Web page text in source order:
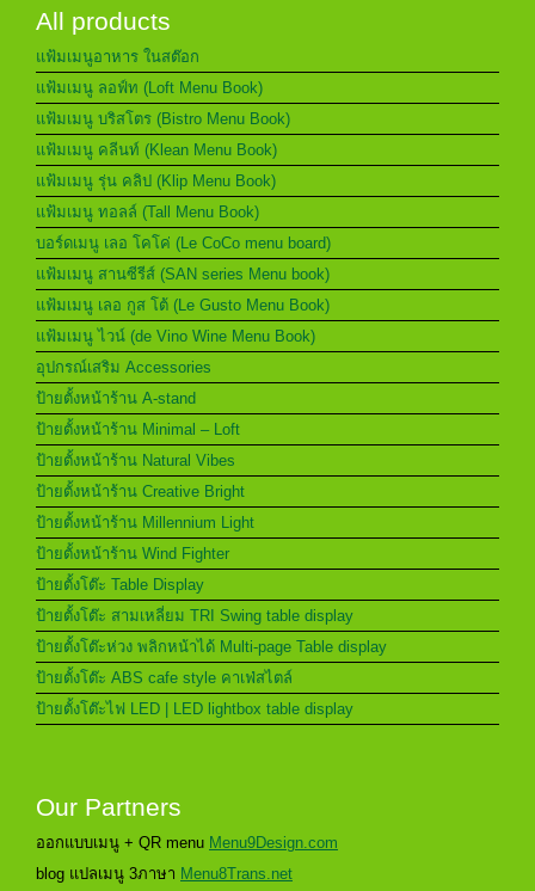
All products
แฟ้มเมนูอาหาร ในสต๊อก
แฟ้มเมนู ลอฟ์ท (Loft Menu Book)
แฟ้มเมนู บริสโตร (Bistro Menu Book)
แฟ้มเมนู คลีนท์ (Klean Menu Book)
แฟ้มเมนู รุ่น คลิป (Klip Menu Book)
แฟ้มเมนู ทอลล์ (Tall Menu Book)
บอร์ดเมนู เลอ โคโค่ (Le CoCo menu board)
แฟ้มเมนู สานซีรีส์ (SAN series Menu book)
แฟ้มเมนู เลอ กูส โต้ (Le Gusto Menu Book)
แฟ้มเมนู ไวน์ (de Vino Wine Menu Book)
อุปกรณ์เสริม Accessories
ป้ายตั้งหน้าร้าน A-stand
ป้ายตั้งหน้าร้าน Minimal – Loft
ป้ายตั้งหน้าร้าน Natural Vibes
ป้ายตั้งหน้าร้าน Creative Bright
ป้ายตั้งหน้าร้าน Millennium Light
ป้ายตั้งหน้าร้าน Wind Fighter
ป้ายตั้งโต๊ะ Table Display
ป้ายตั้งโต๊ะ สามเหลี่ยม TRI Swing table display
ป้ายตั้งโต๊ะห่วง พลิกหน้าได้ Multi-page Table display
ป้ายตั้งโต๊ะ ABS cafe style คาเฟ่สไตล์
ป้ายตั้งโต๊ะไฟ LED | LED lightbox table display
Our Partners
ออกแบบเมนู + QR menu Menu9Design.com
blog แปลเมนู 3ภาษา Menu8Trans.net